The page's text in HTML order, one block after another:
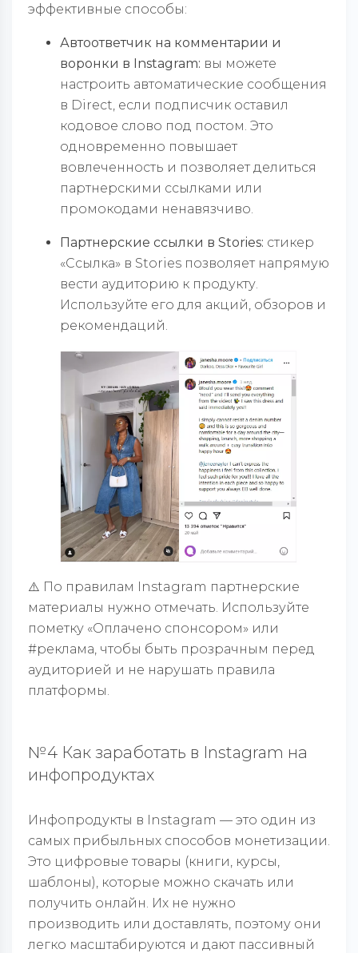
эффективные способы:
Автоответчик на комментарии и
воронки в Instagram: вы можете
настроить автоматические сообщения
в Direct, если подписчик оставил
кодовое слово под постом. Это
одновременно повышает
вовлеченность и позволяет делиться
партнерскими ссылками или
промокодами ненавязчиво.
Партнерские ссылки в Stories: стикер
«Ссылка» в Stories позволяет напрямую
вести аудиторию к продукту.
Используйте его для акций, обзоров и
рекомендаций.
⚠️ По правилам Instagram партнерские
материалы нужно отмечать. Используйте
пометку «Оплачено спонсором» или
#реклама, чтобы быть прозрачным перед
аудиторией и не нарушать правила
платформы.
№4 Как заработать в Instagram на
инфопродуктах
Инфопродукты в Instagram — это один из
самых прибыльных способов монетизации.
Это цифровые товары (книги, курсы,
шаблоны), которые можно скачать или
получить онлайн. Их не нужно
производить или доставлять, поэтому они
легко масштабируются и дают пассивный